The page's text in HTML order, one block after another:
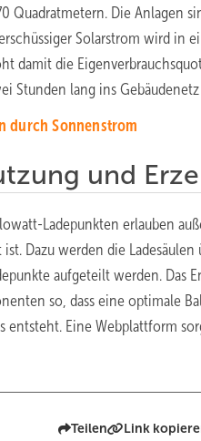
Quadratmetern. Die Anlagen
Solarstrom wird
die
Stunden lang ins
durch Sonnenstrom
und
Ladepunkten erlauben
Dazu werden die
aufgeteilt werden. Das
so, dass eine optimale
Eine Webplattform
Teilen Link